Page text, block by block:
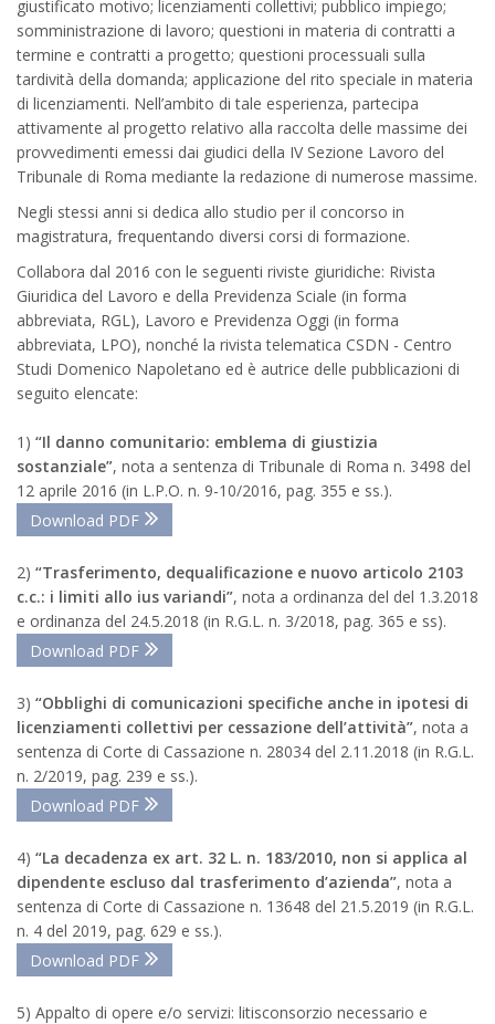
giustificato motivo; licenziamenti collettivi; pubblico impiego;
somministrazione di lavoro; questioni in materia di contratti a
termine e contratti a progetto; questioni processuali sulla
tardività della domanda; applicazione del rito speciale in materia
di licenziamenti. Nell’ambito di tale esperienza, partecipa
attivamente al progetto relativo alla raccolta delle massime dei
provvedimenti emessi dai giudici della IV Sezione Lavoro del
Tribunale di Roma mediante la redazione di numerose massime.
Negli stessi anni si dedica allo studio per il concorso in
magistratura, frequentando diversi corsi di formazione.
Collabora dal 2016 con le seguenti riviste giuridiche: Rivista
Giuridica del Lavoro e della Previdenza Sciale (in forma
abbreviata, RGL), Lavoro e Previdenza Oggi (in forma
abbreviata, LPO), nonché la rivista telematica CSDN - Centro
Studi Domenico Napoletano ed è autrice delle pubblicazioni di
seguito elencate:
1) “Il danno comunitario: emblema di giustizia
sostanziale”, nota a sentenza di Tribunale di Roma n. 3498 del
12 aprile 2016 (in L.P.O. n. 9-10/2016, pag. 355 e ss.).
Download PDF
2) “Trasferimento, dequalificazione e nuovo articolo 2103
c.c.: i limiti allo ius variandi”, nota a ordinanza del del 1.3.2018
e ordinanza del 24.5.2018 (in R.G.L. n. 3/2018, pag. 365 e ss).
Download PDF
3) “Obblighi di comunicazioni specifiche anche in ipotesi di
licenziamenti collettivi per cessazione dell’attività”, nota a
sentenza di Corte di Cassazione n. 28034 del 2.11.2018 (in R.G.L.
n. 2/2019, pag. 239 e ss.).
Download PDF
4) “La decadenza ex art. 32 L. n. 183/2010, non si applica al
dipendente escluso dal trasferimento d’azienda”, nota a
sentenza di Corte di Cassazione n. 13648 del 21.5.2019 (in R.G.L.
n. 4 del 2019, pag. 629 e ss.).
Download PDF
5) Appalto di opere e/o servizi: litisconsorzio necessario e